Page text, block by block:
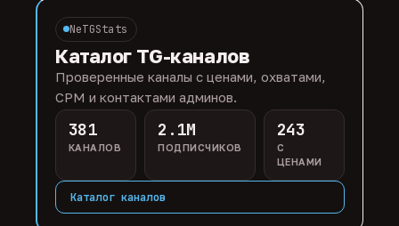
NeTGStats
Каталог TG-каналов
Проверенные каналы с ценами, охватами,
CPM и контактами админов.
381
КАНАЛОВ
2.1M
ПОДПИСЧИКОВ
243
С
ЦЕНАМИ
Каталог каналов